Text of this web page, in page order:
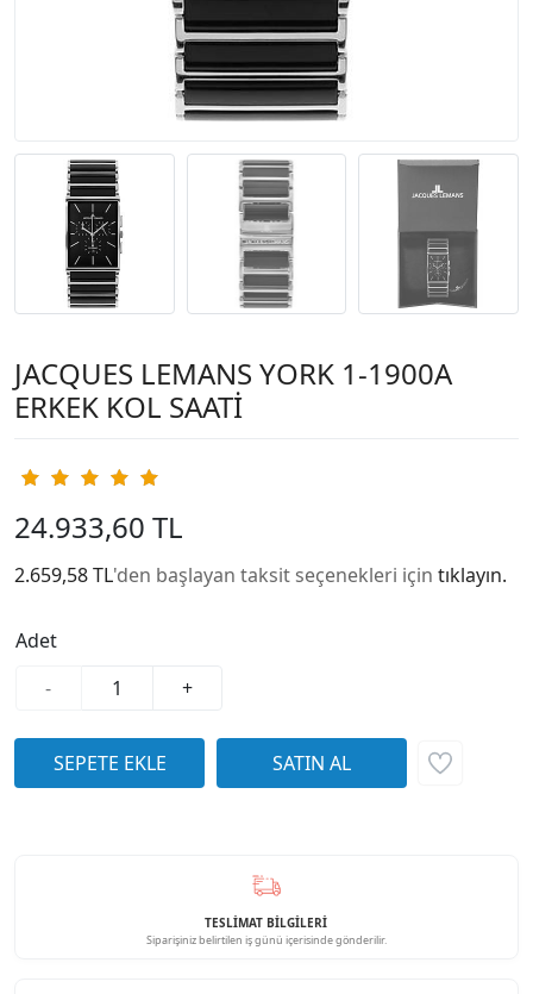
JACQUES LEMANS YORK 1-1900A
ERKEK KOL SAATİ
24.933,60 TL
2.659,58 TL'den başlayan taksit seçenekleri için tıklayın.
Adet
-
+
TESLİMAT BİLGİLERİ
Siparişiniz belirtilen iş günü içerisinde gönderilir.